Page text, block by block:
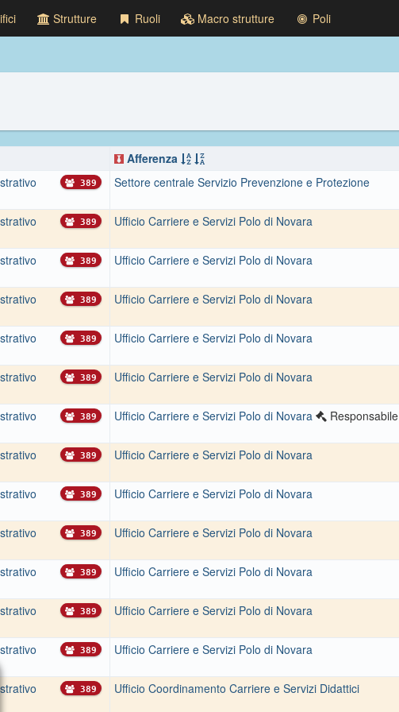
Strutture Ruoli Macro strutture Poli
Afferenza
389 Settore centrale Servizio Prevenzione e Protezione
389 Ufficio Carriere e Servizi Polo di Novara
389 Ufficio Carriere e Servizi Polo di Novara
389 Ufficio Carriere e Servizi Polo di Novara
389 Ufficio Carriere e Servizi Polo di Novara
389 Ufficio Carriere e Servizi Polo di Novara
389 Ufficio Carriere e Servizi Polo di Novara Responsabile
389 Ufficio Carriere e Servizi Polo di Novara
389 Ufficio Carriere e Servizi Polo di Novara
389 Ufficio Carriere e Servizi Polo di Novara
389 Ufficio Carriere e Servizi Polo di Novara
389 Ufficio Carriere e Servizi Polo di Novara
389 Ufficio Carriere e Servizi Polo di Novara
389 Ufficio Coordinamento Carriere e Servizi Didattici